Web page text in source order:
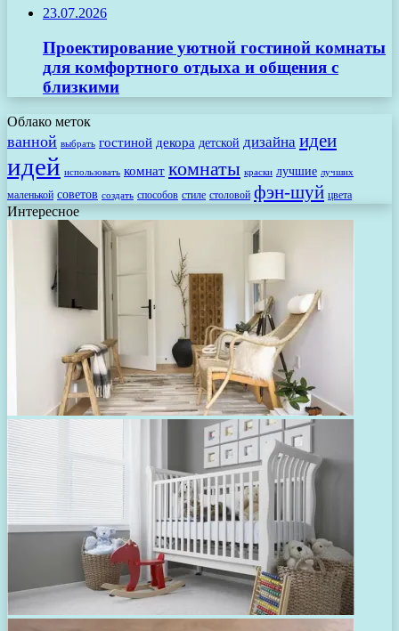
23.07.2026
Проектирование уютной гостиной комнаты
для комфортного отдыха и общения с
близкими
Облако меток
ванной выбрать гостиной декора детской дизайна идеи
идей использовать комнат комнаты краски лучшие лучших
маленькой советов создать способов стиле столовой фэн-шуй цвета
Интересное